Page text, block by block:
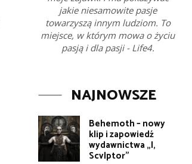
jakie niesamowite pasje
towarzyszą innym ludziom. To
miejsce, w którym mowa o życiu
pasją i dla pasji - Life4.
NAJNOWSZE
Behemoth – nowy
klip i zapowiedź
wydawnictwa „I,
Scvlptor”